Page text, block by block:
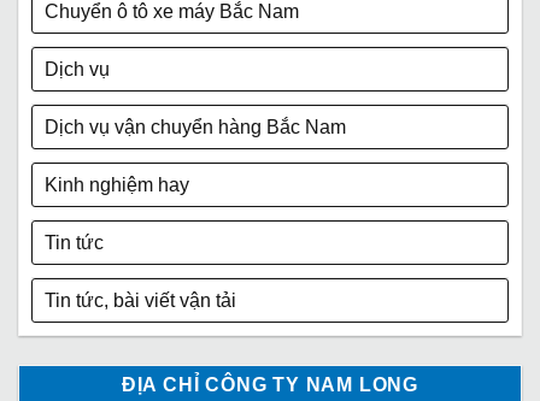
Chuyển ô tô xe máy Bắc Nam
Dịch vụ
Dịch vụ vận chuyển hàng Bắc Nam
Kinh nghiệm hay
Tin tức
Tin tức, bài viết vận tải
ĐỊA CHỈ CÔNG TY NAM LONG